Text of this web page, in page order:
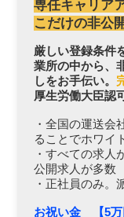
専任キャリア
こだけの非公
厳しい登録条件
業所の中から、
しをお手伝い。
厚生労働大臣認
・全国の運送会
ることでホワイ
・すべての求人
公開求人が多数
・正社員のみ。
お祝い金 【5